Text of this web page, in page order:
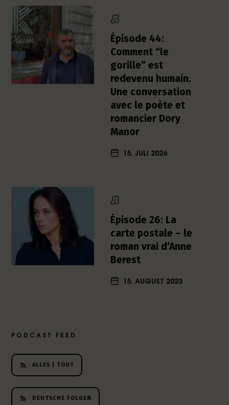
s
c
h
e
L
i
a
Épisode 44:
Comment “le
gorille” est
redevenu humain.
Une conversation
avec le poète et
romancier Dory
Manor
15. JULI 2026
Épisode 26: La
carte postale – le
roman vrai d’Anne
Berest
15. AUGUST 2023
PODCAST FEED
ALLES | TOUT
DEUTSCHE FOLGEN